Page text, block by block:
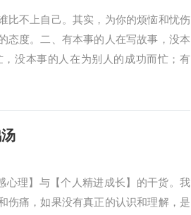
比不上自己。其实，为你的烦恼和忧伤
态度。二、有本事的人在写故事，没本
没本事的人在为别人的成功而忙；有
心理】与【个人精进成长】的干货。我
伤痛，如果没有真正的认识和理解，是